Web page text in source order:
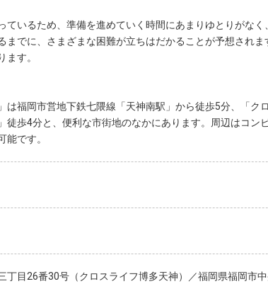
ているため、準備を進めていく時間にあまりゆとりがな
までに、さまざまな困難が立ちはだかることが予想され
ます。
は福岡市営地下鉄七隈線「天神南駅」から徒歩5分、「ク
徒歩4分と、便利な市街地のなかにあります。周辺はコン
能です。
丁目26番30号（クロスライフ博多天神）／福岡県福岡市